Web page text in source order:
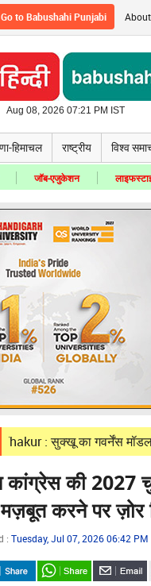
Go to Babushahi Punjabi
Aug 08, 2026 07:21 PM IST
हिमाचल राष्ट्रीय विश्व
जॉब-एजुकेशन
गवर्नेंस मॉडल केवल
की 2027
करने पर ज़ोर
: Tuesday, Jul 07, 2026 06:42 PM